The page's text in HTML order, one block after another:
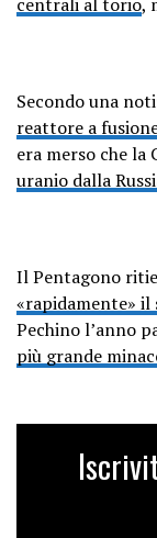
Secondo una
reattore a
era merso che la
uranio dalla
Il Pentagono
«rapidamente» il
Pechino l’anno
più grande